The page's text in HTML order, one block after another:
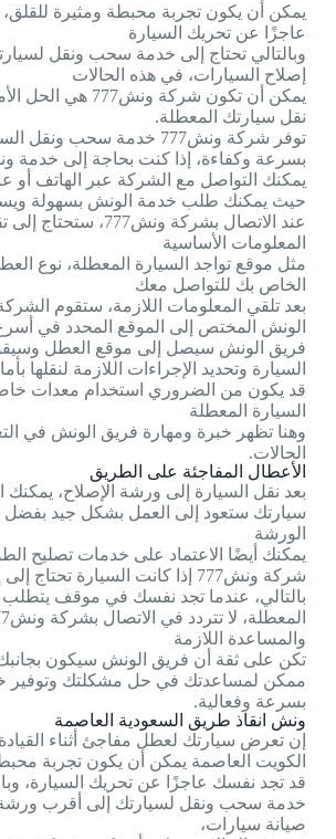
يمكن أن يكون تجربة محبطة ومثيرة
عاجزًا عن تحريك السيارة
وبالتالي تحتاج إلى خدمة سحب ونقل
إصلاح السيارات، في هذه الحالات
يمكن أن تكون شركة
نقل سيارتك المعطلة.
توفر شركة ونش777 خدمة سحب
بسرعة وكفاءة، إذا كنت بحاجة إلى خدمة
يمكنك التواصل مع الشركة عبر الهاتف أو
حيث يمكنك طلب خدمة الونش بسهولة
عند الاتصال بشركة ونش777،
المعلومات الأساسية
مثل موقع تواجد السيارة المعطلة، نوع
الخاص بك للتواصل معك
بعد تلقي المعلومات اللازمة، ستقوم
الونش المختص إلى الموقع المحدد في
فريق الونش سيصل إلى موقع العطل
السيارة وتحديد الإجراءات اللازمة لنقلها
قد يكون من الضروري استخدام معدات
السيارة المعطلة
وهنا تظهر خبرة ومهارة فريق الونش في
الحالات.
الأعطال المفاجئة على الطريق
بعد نقل السيارة إلى ورشة الإصلاح، يمكنك
سيارتك ستعود إلى العمل بشكل جيد بفضل
الورشة
يمكنك أيضًا الاعتماد على خدمات تصليح
شركة ونش777 إذا كانت السيارة تحتاج إلى إصلاح فوري.
بالتالي، عندما تجد نفسك في موقف يتطلب
والمساعدة اللازمة
تكن على ثقة أن فريق الونش سيكون
ممكن لمساعدتك في حل مشكلتك وتوفير
بسرعة وفعالية.
ونش انقاذ طريق السعودية العاصمة
إن تعرض سيارتك لعطل مفاجئ أثناء
الكويت العاصمة يمكن أن يكون تجربة
قد تجد نفسك عاجزًا عن تحريك السيارة،
خدمة سحب ونقل لسيارتك إلى أقرب ورشة
صيانة سيارات،